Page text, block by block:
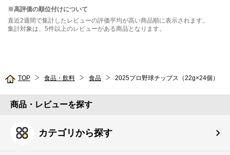
※高評価の順位付けについて
直近2週間で集計したレビューの評価平均が高い商品順に表示されます。
集計対象は、5件以上のレビューがある商品となります。
TOP 食品・飲料 食品 2025プロ野球チップス（22g×24個）
商品・レビューを探す
カテゴリから探す